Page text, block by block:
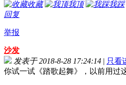
收藏 我顶
我踩
回复
举报
沙发
发表于 2018-8-28 17:24:14 | 只看
你试一试《踏歌起舞》，以前用过